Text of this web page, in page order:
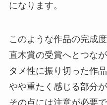
になります。
このような作品の完成
直木賞の受賞へとつな
タメ性に振り切った作
やや重たく感じる部分
その点には注意が必要で